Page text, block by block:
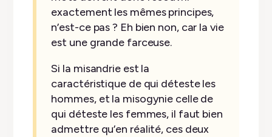
exactement les mêmes principes,
n’est-ce pas ? Eh bien non, car la vie
est une grande farceuse.
Si la misandrie est la
caractéristique de qui déteste les
hommes, et la misogynie celle de
qui déteste les femmes, il faut bien
admettre qu’en réalité, ces deux